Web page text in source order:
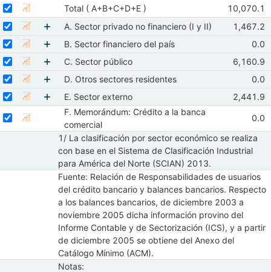
Mostrar elementos de Saldos nominales en
Seleccione sus series
Seleccionar serie Total ( A+B+C+D+E )Mostrar gráfica de la serie Total ( A+B+C+D+E )
Total ( A+B+C+D+E ) Abr 2026
10,070.1
Seleccione sus series
Seleccionar serie A. Sector privado no financiero (I y II)
Mostrar gráfica de la serie A. Sector privado no financiero (I
Mostrar elementos de A. Sector privado no
A. Sector privado no financiero (I y II) Abr
1,467.2
Seleccione sus series
Seleccionar serie B. Sector financiero del paísMostrar gráfica de la serie B. Sector financiero del país
Mostrar elementos de B. Sector financiero del
B. Sector financiero del país Abr
0.0
Seleccione sus series
Seleccionar serie C. Sector públicoMostrar gráfica de la serie C. Sector público
Mostrar elementos de C. Sector público
C. Sector público Abr
6,160.9
Seleccione sus series
Seleccionar serie D. Otros sectores residentesMostrar gráfica de la serie D. Otros sectores residentes
Mostrar elementos de D. Otros sectores
D. Otros sectores residentes Abr
0.0
Seleccione sus series
Seleccionar serie E. Sector externoMostrar gráfica de la serie E. Sector externo
Mostrar elementos de E. Sector externo
E. Sector externo Abr
2,441.9
Seleccione sus series
Seleccionar serie F. Memorándum: Crédito a la banca comercial
Mostrar gráfica de la serie F. Memorándum: Crédito a
F. Memorándum: Crédito a la banca
comercial
Abr
0.0
1/ La clasificación por sector económico se realiza
con base en el Sistema de Clasificación Industrial
para América del Norte (SCIAN) 2013.
Fuente: Relación de Responsabilidades de usuarios
del crédito bancario y balances bancarios. Respecto
a los balances bancarios, de diciembre 2003 a
noviembre 2005 dicha información provino del
Informe Contable y de Sectorización (ICS), y a partir
de diciembre 2005 se obtiene del Anexo del
Catálogo Mínimo (ACM).
Notas: